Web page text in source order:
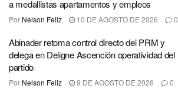
a medallistas apartamentos y empleos
Por Nelson Feliz 10 DE AGOSTO DE 2026 0
Abinader retoma control directo del PRM y
delega en Deligne Ascención operatividad del
partido
Por Nelson Feliz 9 DE AGOSTO DE 2026 0